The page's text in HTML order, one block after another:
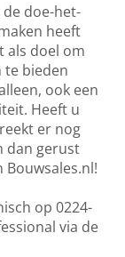
doe-het-
heeft
als doel om
te bieden
ook een
Heeft u
er nog
dan gerust
op 0224-
via de